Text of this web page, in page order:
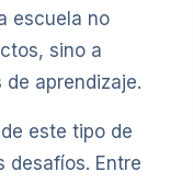
escuela no
sino a
aprendizaje.
este tipo de
desafíos. Entre